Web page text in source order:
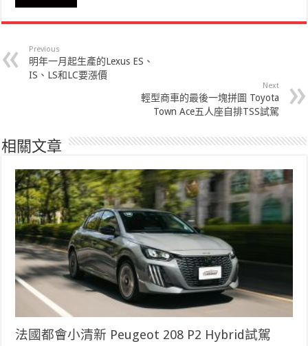
Previous
明年一月起生產的Lexus ES、
IS、LS和LC要漲價
Next
輕型商車的最後一塊拼圖 Toyota
Town Ace五人座自排TSS試駕
相關文章
法國都會小清新 Peugeot 208 P2 Hybrid試駕